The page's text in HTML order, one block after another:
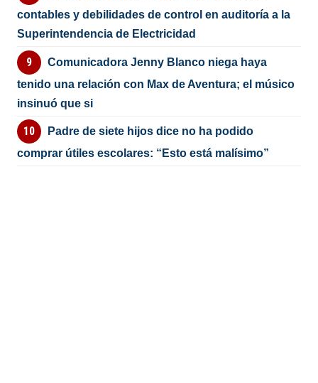
contables y debilidades de control en auditoría a la
Superintendencia de Electricidad
Comunicadora Jenny Blanco niega haya
tenido una relación con Max de Aventura; el músico
insinuó que si
Padre de siete hijos dice no ha podido
comprar útiles escolares: “Esto está malísimo”